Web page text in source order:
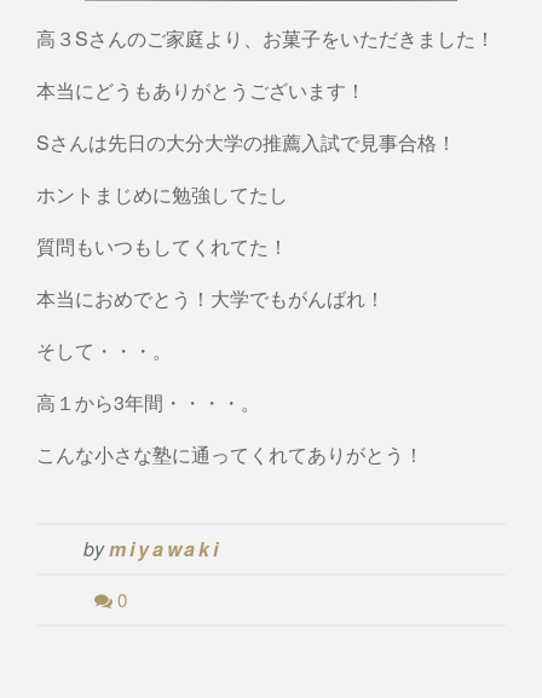
高３Sさんのご家庭より、お菓子をいただきました！
本当にどうもありがとうございます！
Sさんは先日の大分大学の推薦入試で見事合格！
ホントまじめに勉強してたし
質問もいつもしてくれてた！
本当におめでとう！大学でもがんばれ！
そして・・・。
高１から3年間・・・・。
こんな小さな塾に通ってくれてありがとう！
bymiyawaki
0